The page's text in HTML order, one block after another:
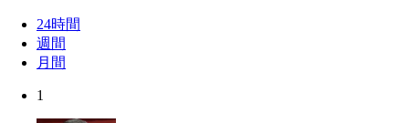
24時間
週間
月間
1